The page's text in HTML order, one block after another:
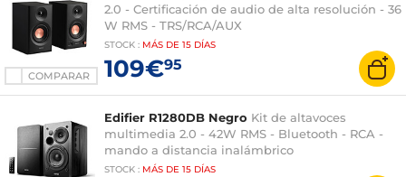
COMPARAR
2.0 - Certificación de audio de alta resolución - 36
W RMS - TRS/RCA/AUX
STOCK : MÁS DE 15 DÍAS
109€95
Edifier R1280DB Negro Kit de altavoces
multimedia 2.0 - 42W RMS - Bluetooth - RCA -
mando a distancia inalámbrico
STOCK : MÁS DE 15 DÍAS